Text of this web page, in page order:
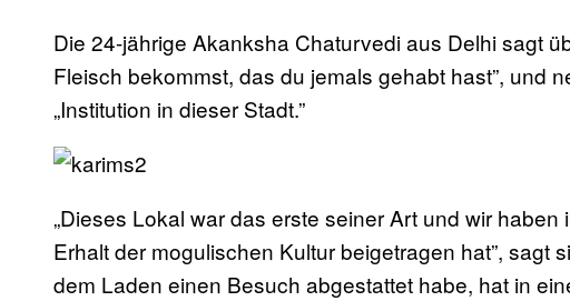
Die 24-jährige Akanksha Chaturvedi aus Delhi sagt
Fleisch bekommst, das du jemals gehabt hast”, und
„Institution in dieser Stadt.”
„Dieses Lokal war das erste seiner Art und wir
Erhalt der mogulischen Kultur beigetragen hat”, sagt
dem Laden einen Besuch abgestattet habe, hat in